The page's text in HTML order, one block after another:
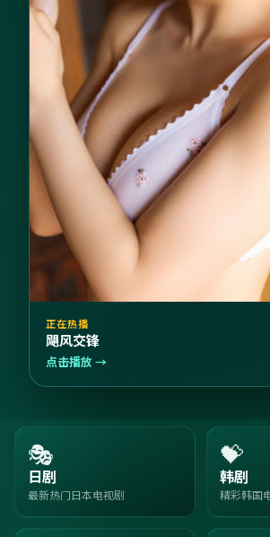
正在热播
飓风交锋
点击播放 →
🎭
日剧
最新热门日本电视剧
💝
韩剧
精彩韩国